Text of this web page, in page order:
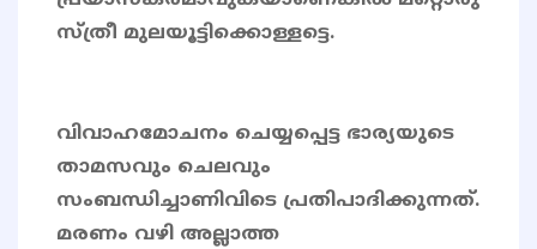
സ്ത്രീ മുലയൂട്ടിക്കൊള്ളട്ടെ.
വിവാഹമോചനം ചെയ്യപ്പെട്ട ഭാര്യയുടെ
താമസവും ചെലവും
സംബന്ധിച്ചാണിവിടെ പ്രതിപാദിക്കുന്നത്.
മരണം വഴി അല്ലാത്ത